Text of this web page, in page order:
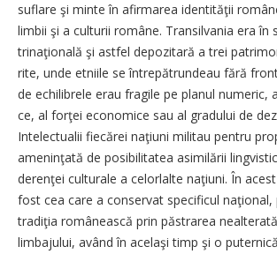
sufla­re şi minte în afirmarea identi­tă­ţii
limbii şi a culturii române. Tran­silvania era în
trinaţională şi astfel depozitară a trei
rite, unde etniile se întrepătrundeau fără
de echilibrele erau fragile pe planul
ce, al forţei economice sau al gradului de
Intelectualii fiecărei naţiuni mi­litau pentru
ameninţată de posibilitatea asi­milării
de­renţei culturale a celorlalte na­ţiuni. În
fost cea care a conservat specificul naţional,
tradiţia românească prin păstrarea
limbajului, având în acelaşi timp şi o